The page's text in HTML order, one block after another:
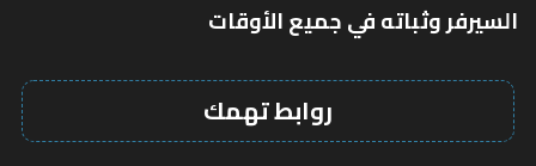
السيرفر وثباته في جميع الأوقات
روابط تهمك